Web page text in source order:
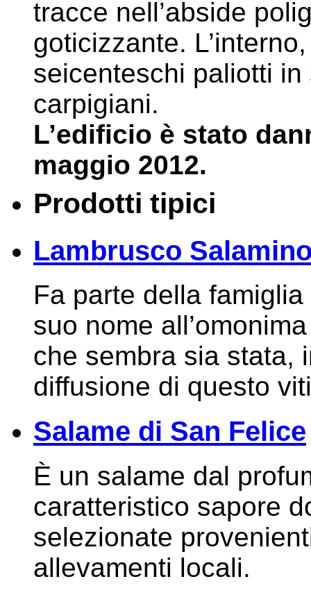
tracce nell’abside
goticizzante.
seicenteschi paliotti
carpigiani.
L’edificio è stato
maggio 2012.
Prodotti tipici
Lambrusco
Fa parte della
suo nome
che sembra sia stata,
diffusione di questo
Salame di San Felice
È un salame dal
caratteristico sapore
selezionate
allevamenti locali.